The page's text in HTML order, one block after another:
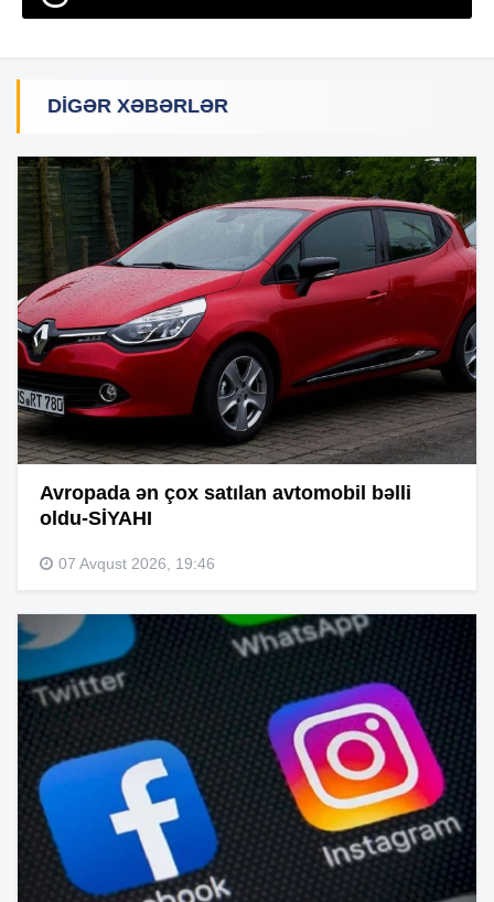
DIGƏR XƏBƏRLƏR
Avropada ən çox satılan avtomobil bəlli
oldu-SİYAHI
07 Avqust 2026, 19:46